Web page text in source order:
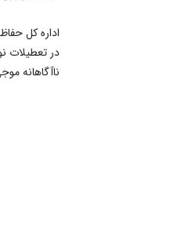
اداره کل
در تعطیلات
ناآگاهانه